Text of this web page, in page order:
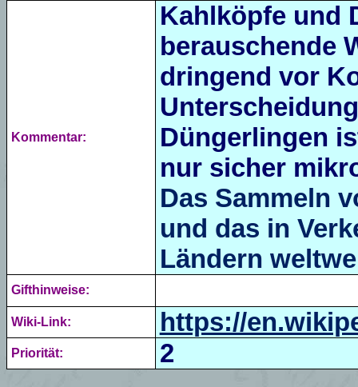
Kommentar:
Kahlköpfe und
berauschende
dringend vor
Düngerlingen
nur sicher
Das Sammeln
und das in
Ländern
Gifthinweise:
Wiki-Link: https://
Priorität: 2